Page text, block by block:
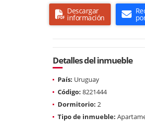
Descargar
información
Detalles del inmueble
País: Uruguay
Código: 8221444
Dormitorio: 2
Tipo de inmueble: